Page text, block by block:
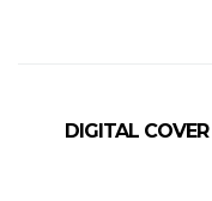
DIGITAL